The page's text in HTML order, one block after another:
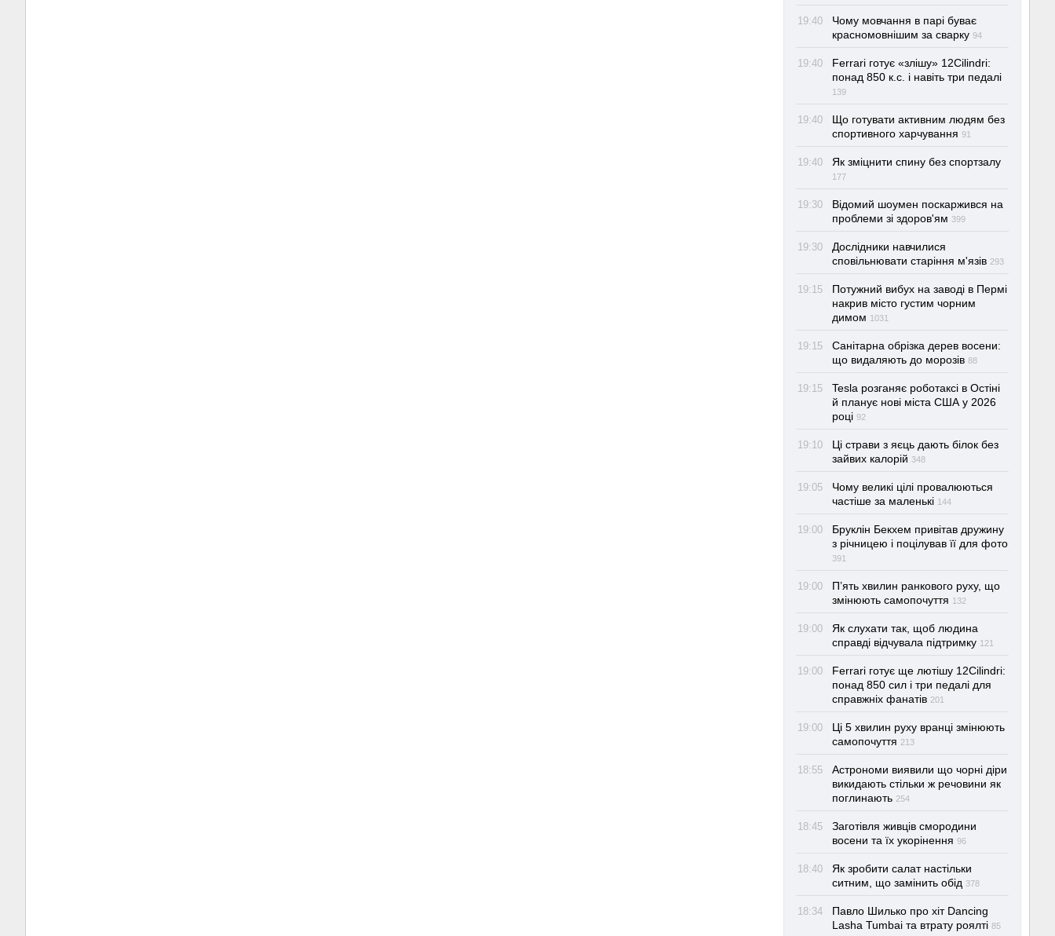
19:40
Чому мовчання в парі буває
красномовнішим за сварку 94
19:40
Ferrari готує «злішу» 12Cilindri:
понад 850 к.с. і навіть три педалі
139
19:40
Що готувати активним людям без
спортивного харчування 91
19:40 Як зміцнити спину без спортзалу
177
19:30
Відомий шоумен поскаржився на
проблеми зі здоров'ям 399
19:30
Дослідники навчилися
сповільнювати старіння м'язів 293
19:15
Потужний вибух на заводі в Пермі
накрив місто густим чорним
димом 1031
19:15
Санітарна обрізка дерев восени:
що видаляють до морозів 88
19:15
Tesla розганяє роботаксі в Остіні
й планує нові міста США у 2026
році 92
19:10
Ці страви з яєць дають білок без
зайвих калорій 348
19:05
Чому великі цілі провалюються
частіше за маленькі 144
19:00
Бруклін Бекхем привітав дружину
з річницею і поцілував її для фото
391
19:00
П’ять хвилин ранкового руху, що
змінюють самопочуття 132
19:00
Як слухати так, щоб людина
справді відчувала підтримку 121
19:00
Ferrari готує ще лютішу 12Cilindri:
понад 850 сил і три педалі для
справжніх фанатів 201
19:00
Ці 5 хвилин руху вранці змінюють
самопочуття 213
18:55
Астрономи виявили що чорні діри
викидають стільки ж речовини як
поглинають 254
18:45
Заготівля живців смородини
восени та їх укорінення 96
18:40
Як зробити салат настільки
ситним, що замінить обід 378
18:34
Павло Шилько про хіт Dancing
Lasha Tumbai та втрату роялті 85